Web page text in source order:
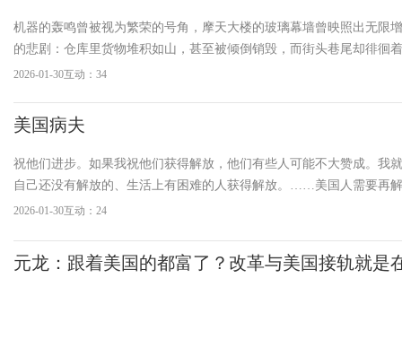
机器的轰鸣曾被视为繁荣的号角，摩天大楼的玻璃幕墙曾映照出无限
的悲剧：仓库里货物堆积如山，甚至被倾倒销毁，而街头巷尾却徘徊
转瞬崩塌，留下遍地狼藉与绝望。这种荒诞的悖论，并非偶然的失误
2026-01-30互动：34
美国病夫
祝他们进步。如果我祝他们获得解放，他们有些人可能不大赞成。我
自己还没有解放的、生活上有困难的人获得解放。……美国人需要再
自己的事。不是从英国的统治下解放，而是从垄断资本的统治下解
2026-01-30互动：24
元龙：跟着美国的都富了？改革与美国接轨就是